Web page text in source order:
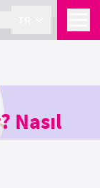
Nasıl